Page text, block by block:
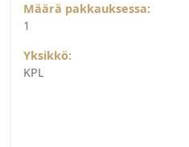
Määrä pakkauksessa:
1
Yksikkö:
KPL